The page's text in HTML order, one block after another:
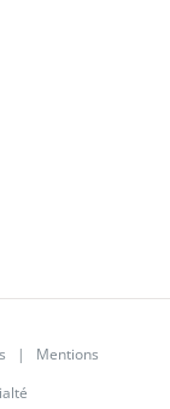
| Mentions